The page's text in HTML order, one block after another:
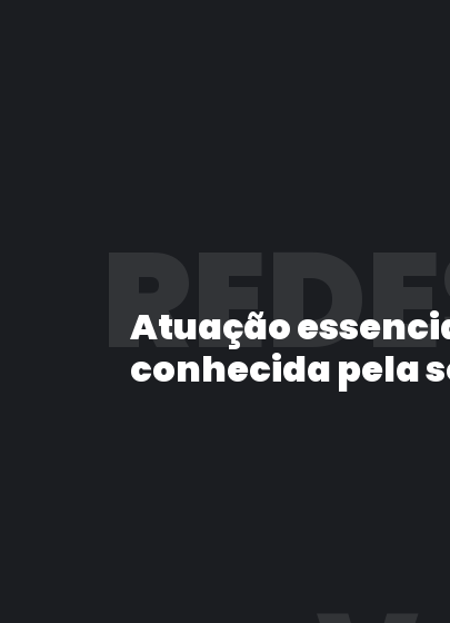
Atuação
conhecida pela